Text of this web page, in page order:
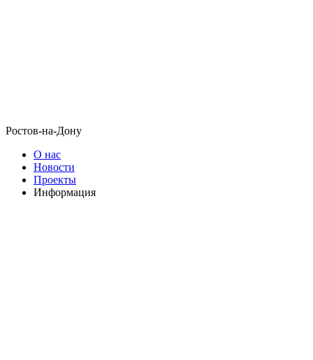
Ростов-на-Дону
О нас
Новости
Проекты
Информация